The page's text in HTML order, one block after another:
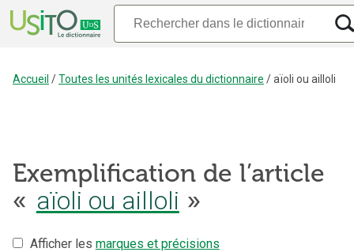
Accueil /Toutes les unités lexicales du dictionnaire /aïoli ou ailloli
Exemplification de l’article
« aïoli ou ailloli »
Afficher les marques et précisions